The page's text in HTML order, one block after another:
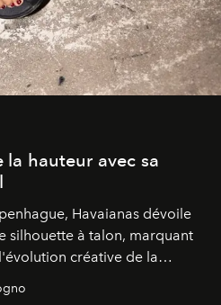
hauteur avec sa
Havaianas dévoile
silhouette à talon, marquant
créative de la